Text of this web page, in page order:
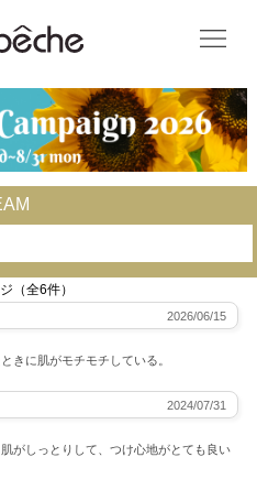
（全6件）
2026/06/15
きに肌がモチモチしている。
2024/07/31
がしっとりして、つけ心地がとても良い